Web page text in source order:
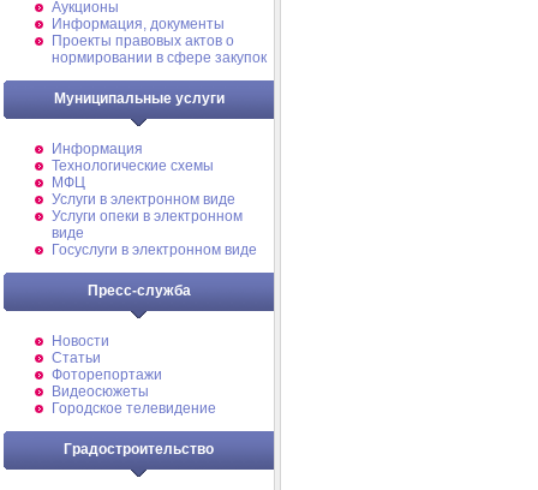
Аукционы
Информация, документы
Проекты правовых актов о
нормировании в сфере закупок
Муниципальные услуги
Информация
Технологические схемы
МФЦ
Услуги в электронном виде
Услуги опеки в электронном
виде
Госуслуги в электронном виде
Пресс-служба
Новости
Статьи
Фоторепортажи
Видеосюжеты
Городское телевидение
Градостроительство